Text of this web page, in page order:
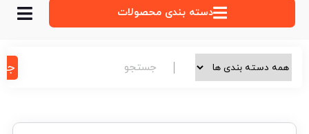
دسته‌ بندی محصولات